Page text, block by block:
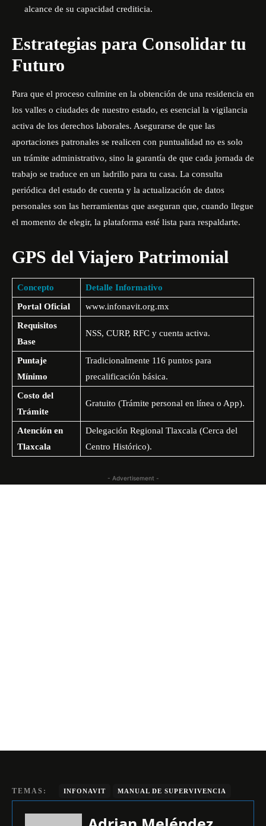
alcance de su capacidad crediticia.
Estrategias para Consolidar tu
Futuro
Para que el proceso culmine en la obtención de una residencia en
los valles o ciudades de nuestro estado, es esencial la vigilancia
activa de los derechos laborales. Asegurarse de que las
aportaciones patronales se realicen con puntualidad no es solo
un trámite administrativo, sino la garantía de que cada jornada de
trabajo se traduce en un ladrillo para tu casa. La consulta
periódica del estado de cuenta y la actualización de datos
personales son las herramientas que aseguran que, cuando llegue
el momento de elegir, la plataforma esté lista para respaldarte.
GPS del Viajero Patrimonial
Concepto
Detalle Informativo
Portal Oficial
www.infonavit.org.mx
Requisitos
Base
NSS, CURP, RFC y cuenta activa.
Puntaje
Mínimo
Tradicionalmente 116 puntos para
precalificación básica.
Costo del
Trámite
Gratuito (Trámite personal en línea o App).
Atención en
Tlaxcala
Delegación Regional Tlaxcala (Cerca del
Centro Histórico).
- Advertisement -
TEMAS: INFONAVIT MANUAL DE SUPERVIVENCIA